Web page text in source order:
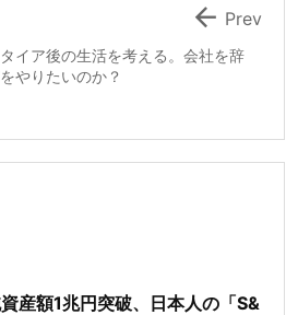
イア後の生活を考える。会社を辞
やりたいのか？
 Prev
産額1兆円突破、日本人の「S&